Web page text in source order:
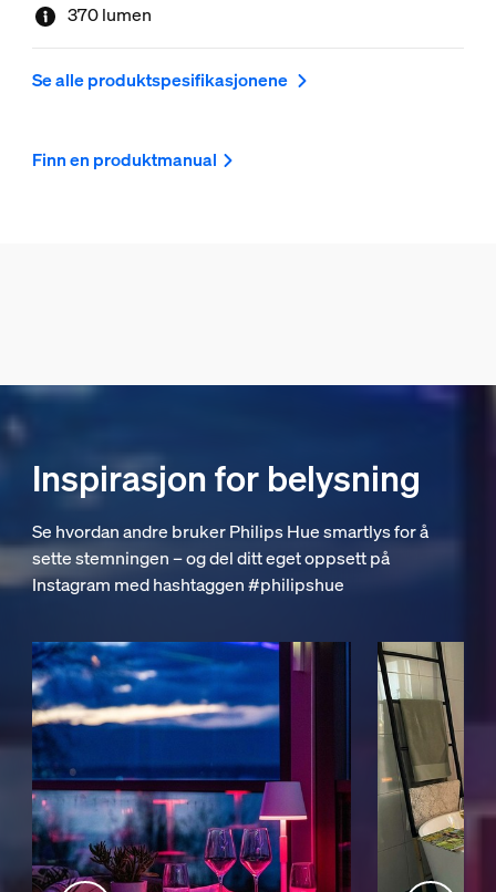
370 lumen
Se alle produktspesifikasjonene
Finn en produktmanual
Inspirasjon for belysning
Se hvordan andre bruker Philips Hue smartlys for å
sette stemningen – og del ditt eget oppsett på
Instagram med hashtaggen #philipshue